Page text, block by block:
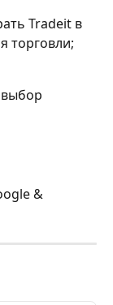
Tradeit в
торговли;
&